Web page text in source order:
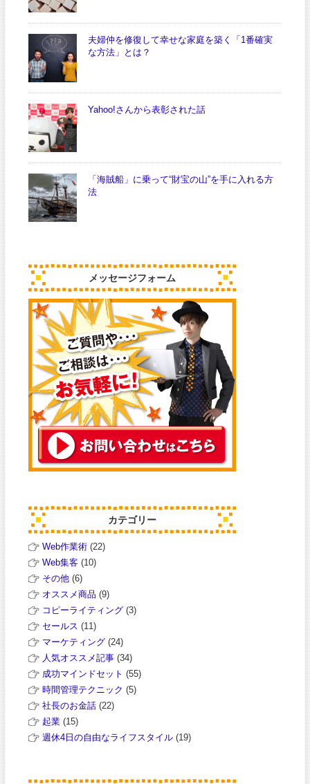
夫婦仲を修復して幸せな家庭を築く「1番確実
な方法」とは？
Yahoo!さんから表彰された話
「海賊船」に乗って“財宝の山”を手に入れる方
法
メッセージフォーム
カテゴリー
Web作業術 (22)
Web集客 (10)
その他 (6)
オススメ商品 (9)
コピーライティング (3)
セールス (11)
マーケティング (24)
人気オススメ記事 (34)
成功マインドセット (55)
時間管理テクニック (5)
社長のお金話 (22)
起業 (15)
週休4日の自由なライフスタイル (19)